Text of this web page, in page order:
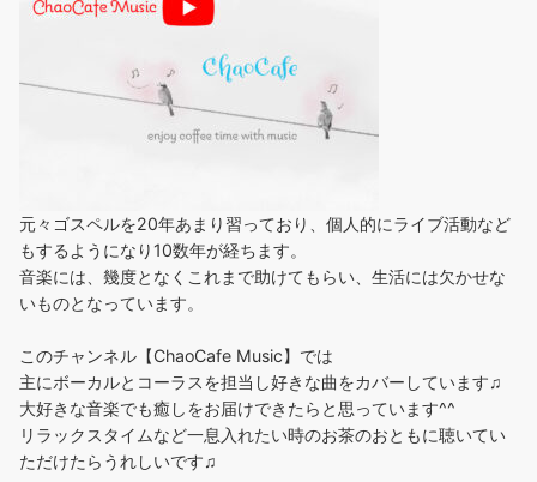
元々ゴスペルを20年あまり習っており、個人的にライブ活動など
もするようになり10数年が経ちます。
音楽には、幾度となくこれまで助けてもらい、生活には欠かせな
いものとなっています。
このチャンネル【ChaoCafe Music】では
主にボーカルとコーラスを担当し好きな曲をカバーしています♫
大好きな音楽でも癒しをお届けできたらと思っています^^
リラックスタイムなど一息入れたい時のお茶のおともに聴いてい
ただけたらうれしいです♫